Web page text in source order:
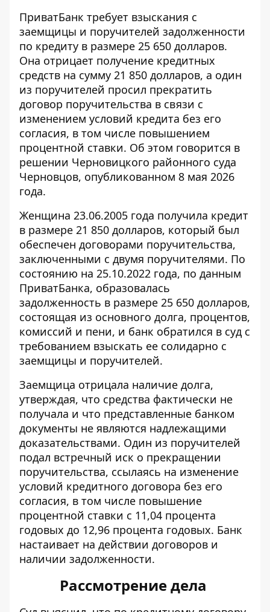
ПриватБанк требует взыскания с
заемщицы и поручителей задолженности
по кредиту в размере 25 650 долларов.
Она отрицает получение кредитных
средств на сумму 21 850 долларов, а один
из поручителей просил прекратить
договор поручительства в связи с
изменением условий кредита без его
согласия, в том числе повышением
процентной ставки. Об этом говорится в
решении Черновицкого районного суда
Черновцов, опубликованном 8 мая 2026
года.
Женщина 23.06.2005 года получила кредит
в размере 21 850 долларов, который был
обеспечен договорами поручительства,
заключенными с двумя поручителями. По
состоянию на 25.10.2022 года, по данным
ПриватБанка, образовалась
задолженность в размере 25 650 долларов,
состоящая из основного долга, процентов,
комиссий и пени, и банк обратился в суд с
требованием взыскать ее солидарно с
заемщицы и поручителей.
Заемщица отрицала наличие долга,
утверждая, что средства фактически не
получала и что представленные банком
документы не являются надлежащими
доказательствами. Один из поручителей
подал встречный иск о прекращении
поручительства, ссылаясь на изменение
условий кредитного договора без его
согласия, в том числе повышение
процентной ставки с 11,04 процента
годовых до 12,96 процента годовых. Банк
настаивает на действии договоров и
наличии задолженности.
Рассмотрение дела